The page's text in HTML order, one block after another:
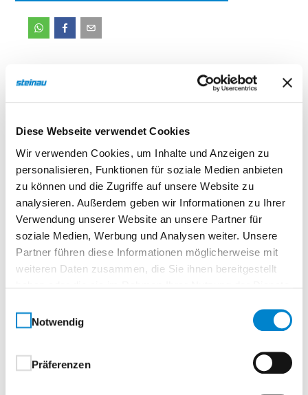
Diese Webseite verwendet Cookies
Wir verwenden Cookies, um Inhalte und Anzeigen zu
personalisieren, Funktionen für soziale Medien anbieten
zu können und die Zugriffe auf unsere Website zu
analysieren. Außerdem geben wir Informationen zu Ihrer
Verwendung unserer Website an unsere Partner für
soziale Medien, Werbung und Analysen weiter. Unsere
Partner führen diese Informationen möglicherweise mit
weiteren Daten zusammen, die Sie ihnen bereitgestellt
Notwendig
Präferenzen